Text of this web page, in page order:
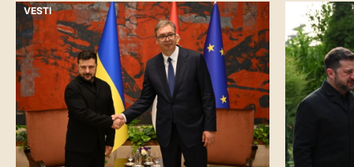
VESTI VESTI